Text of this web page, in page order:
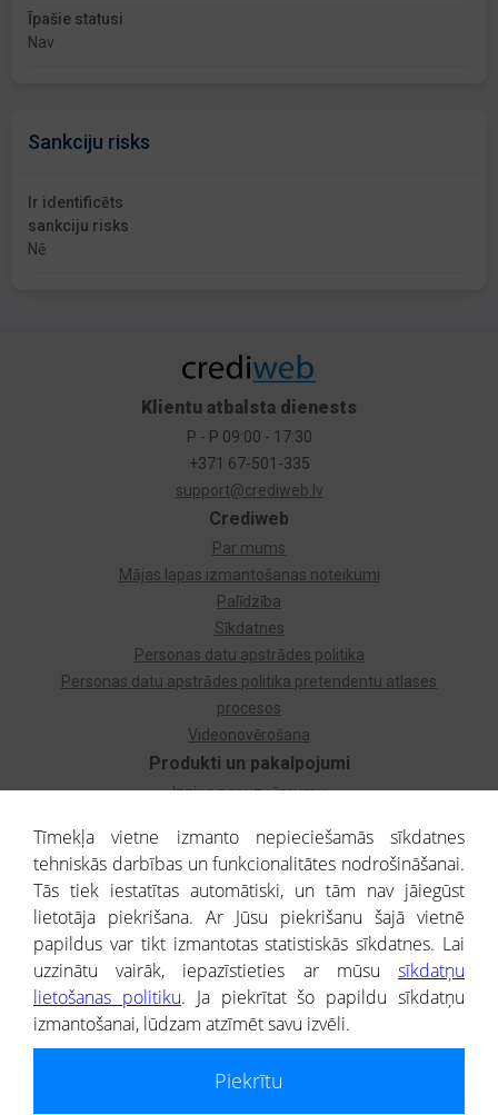
Īpašie statusi
Nav
Sankciju risks
Ir identificēts
sankciju risks
Nē
Produkti un pakalpojumi
Izziņa par uzņēmumu
Dzimtas koks
Uzņēmumu atlase
Monitorings
Kredītizziņa par ārvalstu uzņēmumiem
Crediweb
Par mums
Mājas lapas izmantošanas noteikumi
Palīdzība
Sīkdatnes
Personas datu apstrādes politika
Personas datu apstrādes politika pretendentu atlases
procesos
Videonovērošana
Klientu atbalsta dienests
P - P 09:00 - 17:30
+371 67-501-335
support@crediweb.lv
® CREDITREFORM Latvija
SIA
Tīmekļa vietne izmanto nepieciešamās sīkdatnes
tehniskās darbības un funkcionalitātes nodrošināšanai.
Tās tiek iestatītas automātiski, un tām nav jāiegūst
lietotāja piekrišana. Ar Jūsu piekrišanu šajā vietnē
papildus var tikt izmantotas statistiskās sīkdatnes. Lai
uzzinātu vairāk, iepazīstieties ar mūsu sīkdatņu
lietošanas politiku. Ja piekrītat šo papildu sīkdatņu
izmantošanai, lūdzam atzīmēt savu izvēli.
Piekrītu